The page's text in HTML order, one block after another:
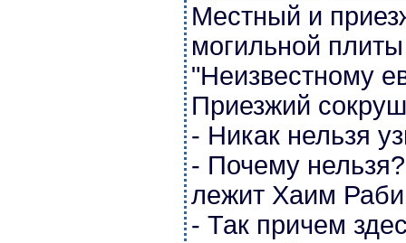
Местный и
могильной
"Неизвестному
Приезжий
- Никак нельзя
- Почему
лежит Хаим
- Так причем